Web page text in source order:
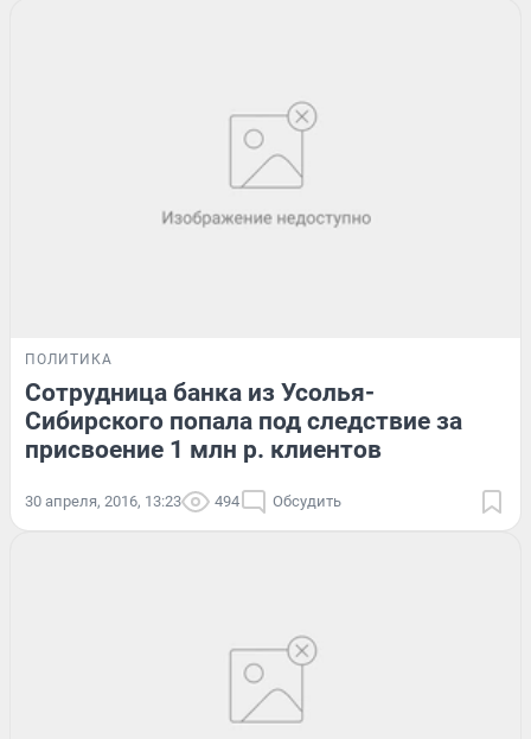
ПОЛИТИКА
Сотрудница банка из Усолья-
Сибирского попала под следствие за
присвоение 1 млн р. клиентов
30 апреля, 2016, 13:23 494 Обсудить